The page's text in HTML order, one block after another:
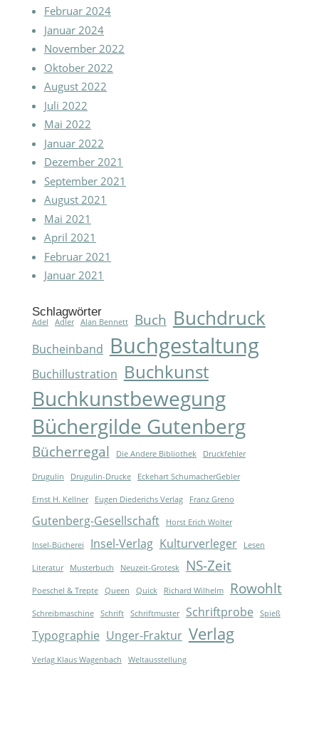
Februar 2024
Januar 2024
November 2022
Oktober 2022
August 2022
Juli 2022
Mai 2022
Januar 2022
Dezember 2021
September 2021
August 2021
Mai 2021
April 2021
Februar 2021
Januar 2021
Schlagwörter
Adel Adler Alan Bennett Buch Buchdruck
Bucheinband Buchgestaltung
Buchillustration Buchkunst
Buchkunstbewegung
Büchergilde Gutenberg
Bücherregal Die Andere Bibliothek Druckfehler
Drugulin Drugulin-Drucke Eckehart SchumacherGebler
Ernst H. Kellner Eugen Diederichs Verlag Franz Greno
Gutenberg-Gesellschaft Horst Erich Wolter
Insel-Bücherei Insel-Verlag Kulturverleger Lesen
Literatur Musterbuch Neuzeit-Grotesk NS-Zeit
Poeschel & Trepte Queen Quick Richard Wilhelm Rowohlt
Schreibmaschine Schrift Schriftmuster Schriftprobe Spieß
Typographie Unger-Fraktur Verlag
Verlag Klaus Wagenbach Weltausstellung